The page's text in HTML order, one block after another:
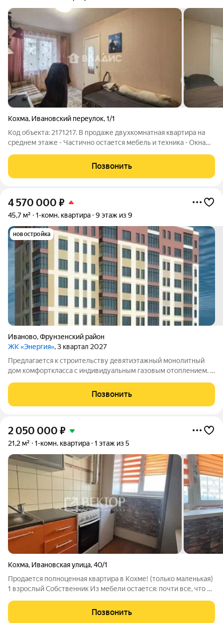
Кохма, Ивановский переулок,1/1
Код объекта: 2171217. В продаже двухкомнатная квартира на
среднем этаже - Частично остается мебель и техника - Окна
№ 8, школа № 2 Остановка общественного транспорта, Парк,
магазины Один
Позвонить
4 570 000 ₽
45,7 м² 1-комн. квартира 9 этаж из 9
новостройка
Иваново,Фрунзенский район
ЖК «Энергия», 3 квартал 2027
Предлагается к строительству девятиэтажный монолитный
дом комфорткласса с индивидуальным газовым отоплением. В
двумя или тремя комнатами: однокомнатные площадью 45,7 и
46,2 кв. м;
Позвонить
2 050 000 ₽
21,2 м² 1-комн. квартира 1 этаж из 5
Кохма, Ивановская улица,40/1
Продается полноценная квартира в Кохме! (только маленькая)
1 взрослый Собственник Из мебели остается: почти все, что на
торговые
Позвонить